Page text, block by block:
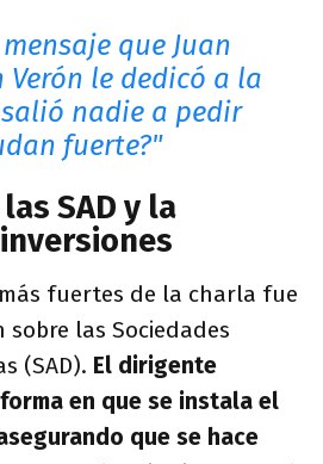
que Juan
Verón le dedicó a la
salió nadie a pedir
fuerte?"
SAD y la
fuertes de la charla fue
las Sociedades
(SAD). El dirigente
en que se instala el
que se hace